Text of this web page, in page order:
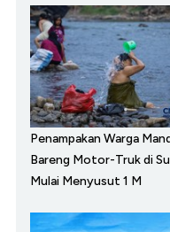
Penampakan Warga
Bareng Motor-Truk di
Mulai Menyusut 1 M